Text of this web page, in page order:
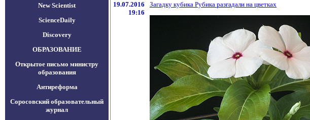
New Scientist
ScienceDaily
Discovery
ОБРАЗОВАНИЕ
Открытое письмо министру
образования
Антиреформа
Соросовский образовательный
журнал
19.07.2016
19:16
Загадку кубика Рубика разгадали на цветках